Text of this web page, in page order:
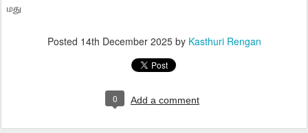
மது
Posted 14th December 2025by Kasthuri Rengan
0 Add a comment